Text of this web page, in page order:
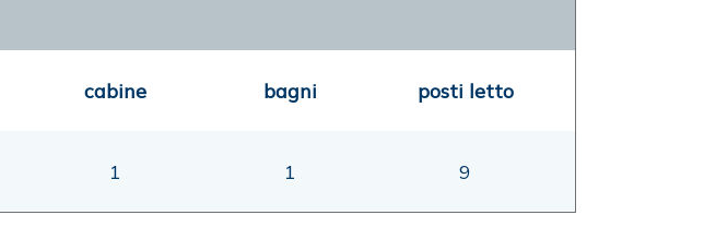
cabine bagni posti letto
1 1 9